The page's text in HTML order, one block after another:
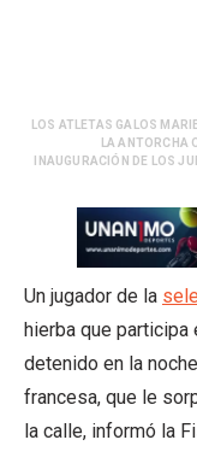
LOS ATLETAS GALOS
LA ANTORCHA
INAUGURACIÓN DE LOS
Un jugador de la
hierba que participa
detenido en la
francesa, que le
la calle, informó la